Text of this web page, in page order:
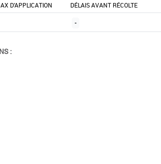
D'APPLICATION DÉLAIS AVANT RÉCOLTE
-
: